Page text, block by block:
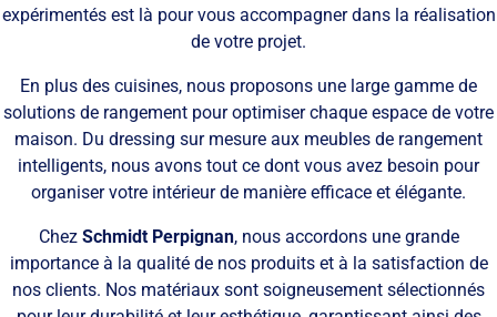
expérimentés est là pour vous accompagner dans la réalisation
de votre projet.
En plus des cuisines, nous proposons une large gamme de
solutions de rangement pour optimiser chaque espace de votre
maison. Du dressing sur mesure aux meubles de rangement
intelligents, nous avons tout ce dont vous avez besoin pour
organiser votre intérieur de manière efficace et élégante.
Chez Schmidt Perpignan, nous accordons une grande
importance à la qualité de nos produits et à la satisfaction de
nos clients. Nos matériaux sont soigneusement sélectionnés